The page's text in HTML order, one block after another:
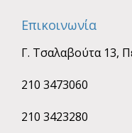
Επικοινωνία
Γ. Τσαλαβούτα 13,
210 3473060
210 3423280